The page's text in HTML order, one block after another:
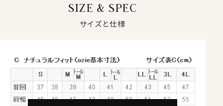
【 ダブルカフス 】【 ポケット無し 】
繊維の長さが通常より長い綿（繊維の長さが28.6mm以
上の原綿）を超長綿といいます。
超長綿は、世界の綿生産量のたった3％しかない希少性
の高いプレミアムコットンです。
その中の1種類がエジプトが産地のGIZA（ギザ）綿です。
SIZE & SPEC
サイズと仕様